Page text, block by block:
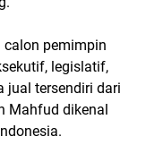
calon pemimpin
legislatif,
jual tersendiri dari
Mahfud dikenal